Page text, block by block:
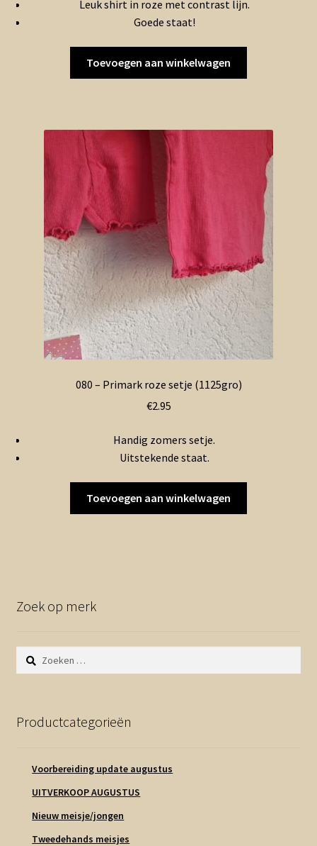
Leuk shirt in roze met contrast lijn.
Goede staat!
Toevoegen aan winkelwagen
080 – Primark roze setje (1125gro)
€2.95
Handig zomers setje.
Uitstekende staat.
Toevoegen aan winkelwagen
Zoek op merk
Zoeken
naar:
Productcategorieën
Voorbereiding update augustus
UITVERKOOP AUGUSTUS
Nieuw meisje/jongen
Tweedehands meisjes